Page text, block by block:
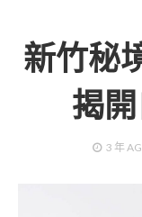
新竹秘
揭
3 年